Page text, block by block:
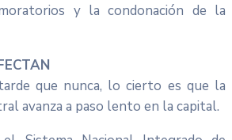
y la condonación de la
que nunca, lo cierto es que la
avanza a paso lento en la capital.